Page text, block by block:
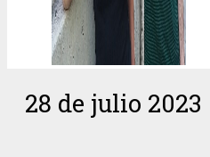
28 de julio 2023